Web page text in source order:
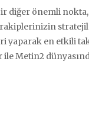
diğer önemli nokta,
yaparak en etkili
Metin2